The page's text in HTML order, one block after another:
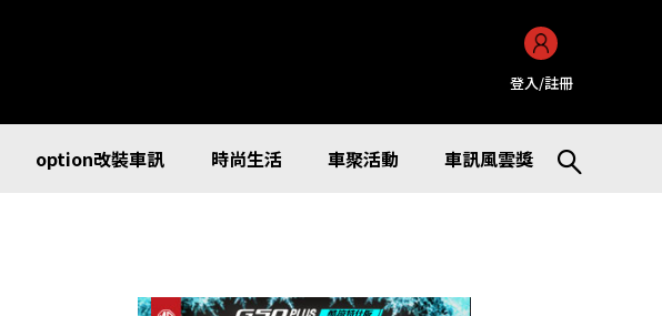
登入/註冊
option改裝車訊 時尚生活 車聚活動 車訊風雲獎